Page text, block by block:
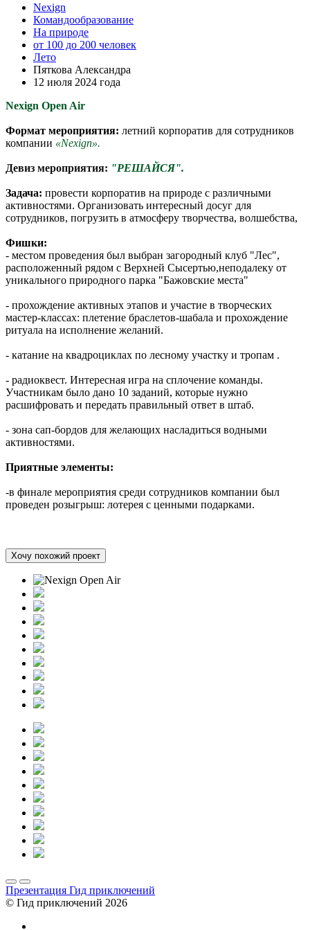
Nexign
Командообразование
На природе
от 100 до 200 человек
Лето
Пяткова Александра
12 июля 2024 года
Nexign Open Air
Формат мероприятия: летний корпоратив для сотрудников
компании «Nexign».
Девиз мероприятия: "РЕШАЙСЯ".
Задача: провести корпоратив на природе с различными
активностями. Организовать интересный досуг для
сотрудников, погрузить в атмосферу творчества, волшебства,
Фишки:
- местом проведения был выбран загородный клуб "Лес",
расположенный рядом с Верхней Сысертью,неподалеку от
уникального природного парка "Бажовские места"
- прохождение активных этапов и участие в творческих
мастер-классах: плетение браслетов-шабала и прохождение
ритуала на исполнение желаний.
- катание на квадроциклах по лесному участку и тропам .
- радиоквест. Интересная игра на сплочение команды.
Участникам было дано 10 заданий, которые нужно
расшифровать и передать правильный ответ в штаб.
- зона сап-бордов для желающих насладиться водными
активностями.
Приятные элементы:
-в финале мероприятия среди сотрудников компании был
проведен розыгрыш: лотерея с ценными подарками.
Хочу похожий проект
Презентация Гид приключений
© Гид приключений 2026